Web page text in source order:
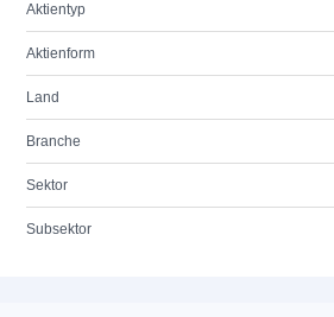
Aktientyp
Aktienform
Land
Branche
Sektor
Subsektor